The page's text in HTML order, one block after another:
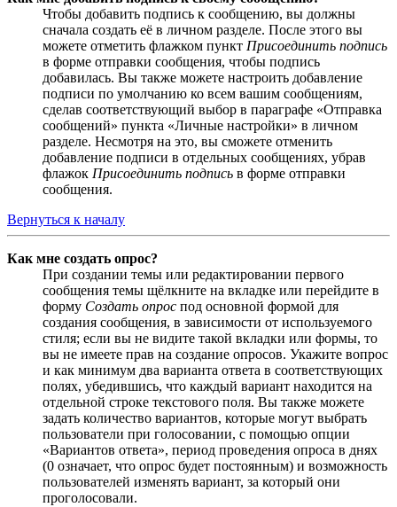
Чтобы добавить подпись к сообщению, вы должны
сначала создать её в личном разделе. После этого вы
можете отметить флажком пункт Присоединить подпись
в форме отправки сообщения, чтобы подпись
добавилась. Вы также можете настроить добавление
подписи по умолчанию ко всем вашим сообщениям,
сделав соответствующий выбор в параграфе «Отправка
сообщений» пункта «Личные настройки» в личном
разделе. Несмотря на это, вы сможете отменить
добавление подписи в отдельных сообщениях, убрав
флажок Присоединить подпись в форме отправки
сообщения.
Вернуться к началу
Как мне создать опрос?
При создании темы или редактировании первого
сообщения темы щёлкните на вкладке или перейдите в
форму Создать опрос под основной формой для
создания сообщения, в зависимости от используемого
стиля; если вы не видите такой вкладки или формы, то
вы не имеете прав на создание опросов. Укажите вопрос
и как минимум два варианта ответа в соответствующих
полях, убедившись, что каждый вариант находится на
отдельной строке текстового поля. Вы также можете
задать количество вариантов, которые могут выбрать
пользователи при голосовании, с помощью опции
«Вариантов ответа», период проведения опроса в днях
(0 означает, что опрос будет постоянным) и возможность
пользователей изменять вариант, за который они
проголосовали.